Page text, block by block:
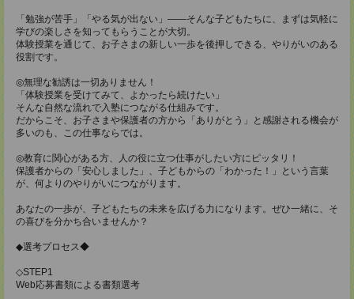
「勉強が苦手」「やる気が出ない」――そんな子どもたちに、まずは気軽に
学びの楽しさを知ってもらうことが大切。
体験授業を通じて、お子さまの新しい一歩を後押しできる、やりがいのある
役割です。
◎無理な勧誘は一切ありません！
「体験授業を受けてみて、よかったら続けたい」
そんな自然な流れで入塾につながる仕組みです。
だからこそ、お子さまや保護者の方から「ありがとう」と感謝される機会が
多いのも、この仕事ならでは。
◎教育に関心がある方、人の役に立つ仕事がしたい方にピッタリ！
保護者からの「安心しました」、子どもからの「わかった！」という言葉
が、何よりのやりがいにつながります。
あなたの一歩が、子どもたちの未来を広げる力になります。ぜひ一緒に、そ
の喜びを分かち合いませんか？
◆選考プロセス◆
◇STEP1
Web応募書類による書類選考